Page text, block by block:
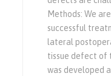
Methods: We
successful
lateral
tissue defect of
was developed